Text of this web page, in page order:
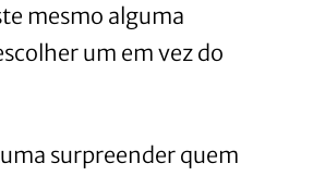
mesmo alguma
um em vez do
surpreender quem